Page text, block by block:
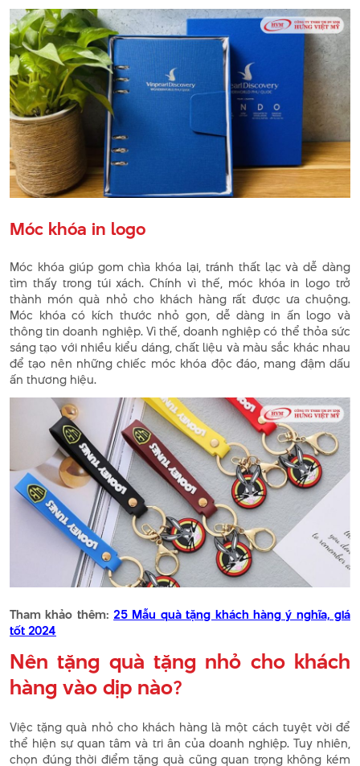
Móc khóa in logo
Móc khóa giúp gom chìa khóa lại, tránh thất lạc và dễ dàng
tìm thấy trong túi xách. Chính vì thế, móc khóa in logo trở
thành món quà nhỏ cho khách hàng rất được ưa chuộng.
Móc khóa có kích thước nhỏ gọn, dễ dàng in ấn logo và
thông tin doanh nghiệp. Vì thế, doanh nghiệp có thể thỏa sức
sáng tạo với nhiều kiểu dáng, chất liệu và màu sắc khác nhau
để tạo nên những chiếc móc khóa độc đáo, mang đậm dấu
ấn thương hiệu.
Tham khảo thêm: 25 Mẫu quà tặng khách hàng ý nghĩa, giá
tốt 2024
Nên tặng quà tặng nhỏ cho khách
hàng vào dịp nào?
Việc tặng quà nhỏ cho khách hàng là một cách tuyệt vời để
thể hiện sự quan tâm và tri ân của doanh nghiệp. Tuy nhiên,
chọn đúng thời điểm tặng quà cũng quan trọng không kém